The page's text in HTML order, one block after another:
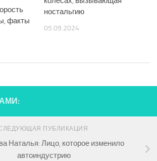
факты
ностальгию
05.09.2024
ПУБЛИКАЦИЯ
Наталья: Лицо, которое изменило
автоиндустрию